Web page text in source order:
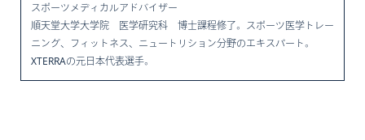
スポーツメディカルアドバイザー
順天堂大学大学院 医学研究科 博士課程修了。スポーツ医学トレー
ニング、フィットネス、ニュートリション分野のエキスパート。
XTERRAの元日本代表選手。